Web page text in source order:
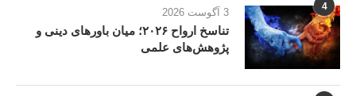
4 3 آگوست 2026
تناسخ ارواح ۲۰۲۶؛ میان باورهای دینی و
پژوهش‌های علمی